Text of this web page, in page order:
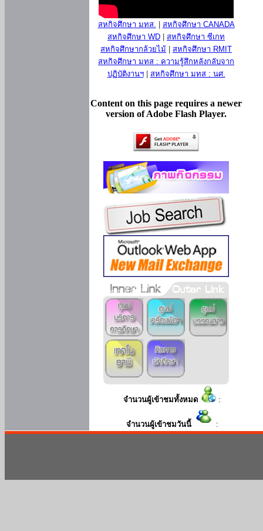
สหกิจศึกษา มทส.
สหกิจศึกษา CANADA
สหกิจศึกษา WD
สหกิจศึกษา ซีเกท
สหกิจศึกษากล้วยไม้
สหกิจศึกษา RMIT
สหกิจศึกษา มทส : ความรู้สึกหลังกลับจาก
ปฏิบัติงานฯ| สหกิจศึกษา มทส : นศ.
Content on this page requires a newer
version of Adobe Flash Player.
จำนวนผู้เข้าชมทั้งหมด :
จำนวนผู้เข้าชมวันนี้ :